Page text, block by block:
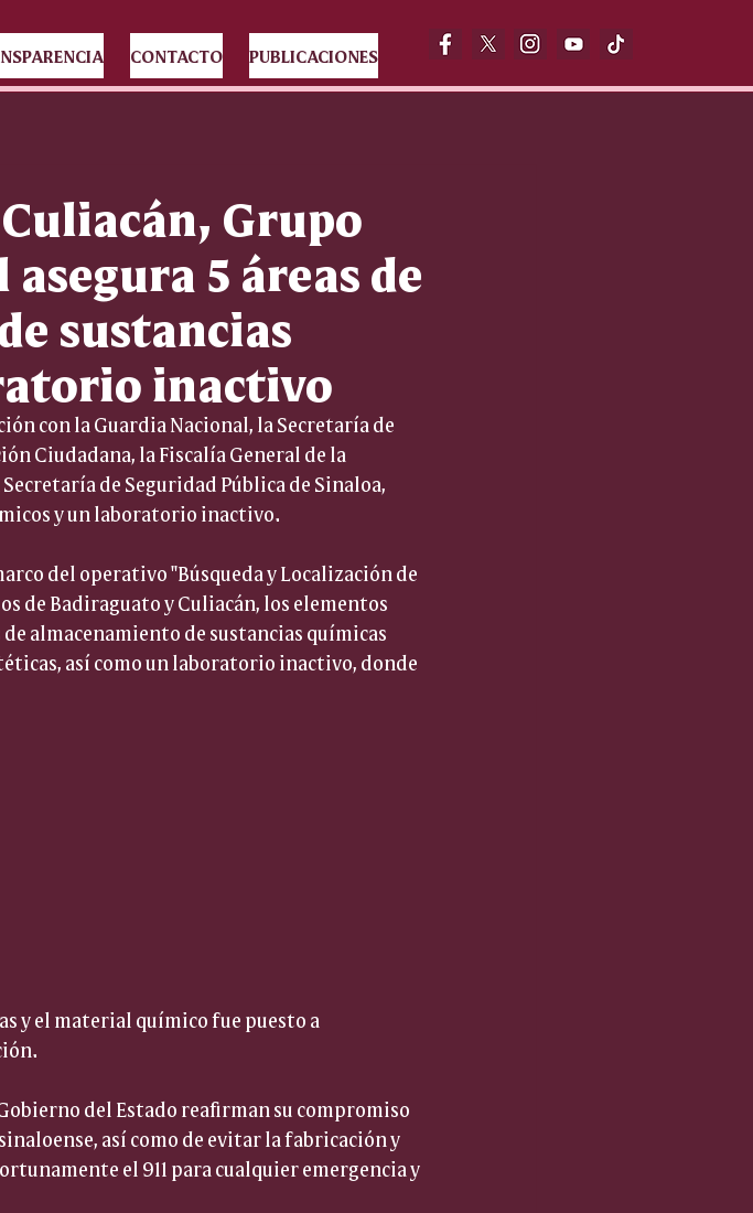
CONTACTO PUBLICACIONES
Grupo
5 áreas de
sustancias
inactivo
con la Guardia Nacional, la Secretaría de
Ciudadana, la Fiscalía General de la
de Seguridad Pública de Sinaloa,
y un laboratorio inactivo.
del operativo "Búsqueda y Localización de
de Badiraguato y Culiacán, los elementos
almacenamiento de sustancias químicas
así como un laboratorio inactivo, donde
y el material químico fue puesto a
del Estado reafirman su compromiso
así como de evitar la fabricación y
el 911 para cualquier emergencia y